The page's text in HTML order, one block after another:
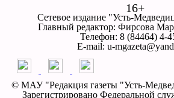
16+
Сетевое издание "Усть-
Главный редактор: Фирсова
Телефон: 8 (84464) 4-
E-mail: u-
© МАУ "Редакция газеты "Усть-
Зарегистрировано Федеральной